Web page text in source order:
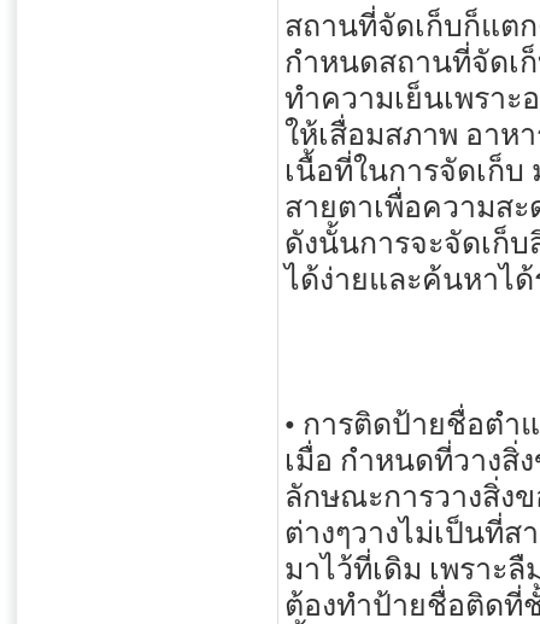
สถานที่จัดเก็บก็แต
กำหนดสถานที่จัดเ
ทำความเย็นเพราะ
ให้เสื่อมสภาพ อาห
เนื้อที่ในการจัดเก็
สายตาเพื่อความสะ
ดังนั้นการจะจัดเก็
ได้ง่ายและค้นหาได้
• การติดป้ายชื่อตำ
เมื่อ กำหนดที่วางสิ่
ลักษณะการวางสิ่ง
ต่างๆวางไม่เป็นที่
มาไว้ที่เดิม เพราะ
ต้องทำป้ายชื่อติดที่